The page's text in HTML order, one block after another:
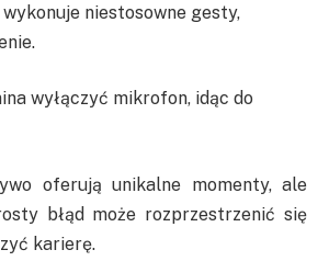
niestosowne gesty,
wyłączyć mikrofon, idąc do
oferują unikalne momenty, ale
błąd może rozprzestrzenić się
karierę.